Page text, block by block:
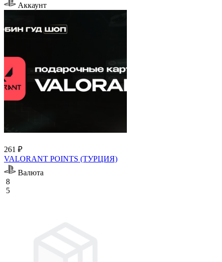
Аккаунт
261 ₽
VALORANT POINTS (ТУРЦИЯ)
Валюта
8
5